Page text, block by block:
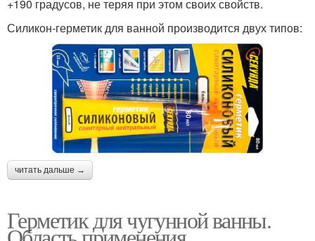
+190 градусов, не теряя при этом своих свойств.
Силикон-герметик для ванной производится двух типов:
читать дальше →
Герметик для чугунной ванны.